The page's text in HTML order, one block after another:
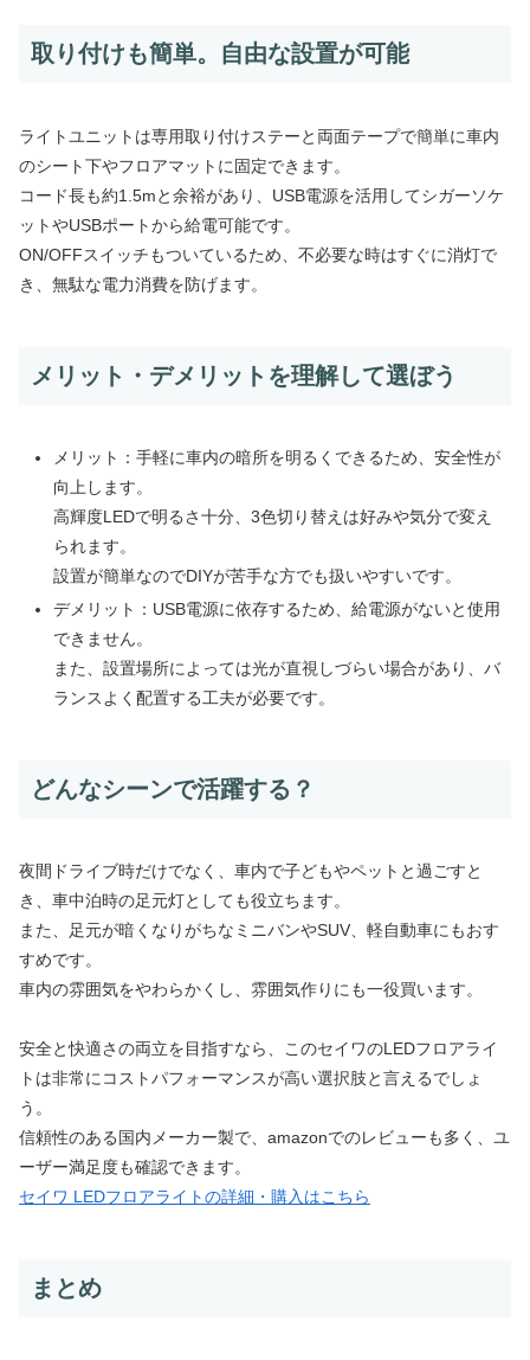
取り付けも簡単。自由な設置が可能
ライトユニットは専用取り付けステーと両面テープで簡単に車内
のシート下やフロアマットに固定できます。
コード長も約1.5mと余裕があり、USB電源を活用してシガーソケ
ットやUSBポートから給電可能です。
ON/OFFスイッチもついているため、不必要な時はすぐに消灯で
き、無駄な電力消費を防げます。
メリット・デメリットを理解して選ぼう
メリット：手軽に車内の暗所を明るくできるため、安全性が
向上します。
高輝度LEDで明るさ十分、3色切り替えは好みや気分で変え
られます。
設置が簡単なのでDIYが苦手な方でも扱いやすいです。
デメリット：USB電源に依存するため、給電源がないと使用
できません。
また、設置場所によっては光が直視しづらい場合があり、バ
ランスよく配置する工夫が必要です。
どんなシーンで活躍する？
夜間ドライブ時だけでなく、車内で子どもやペットと過ごすと
き、車中泊時の足元灯としても役立ちます。
また、足元が暗くなりがちなミニバンやSUV、軽自動車にもおす
すめです。
車内の雰囲気をやわらかくし、雰囲気作りにも一役買います。
安全と快適さの両立を目指すなら、このセイワのLEDフロアライ
トは非常にコストパフォーマンスが高い選択肢と言えるでしょ
う。
信頼性のある国内メーカー製で、amazonでのレビューも多く、ユ
ーザー満足度も確認できます。
セイワ LEDフロアライトの詳細・購入はこちら
まとめ